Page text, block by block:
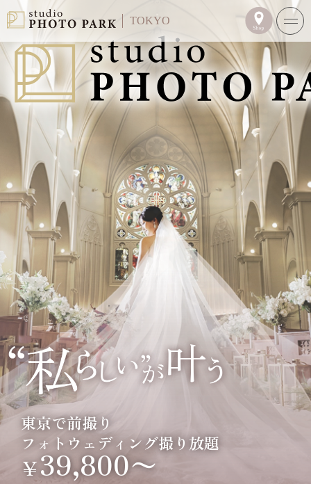
TOKYO
東京で前撮り
フォトウェディング撮り放題
￥39,800〜